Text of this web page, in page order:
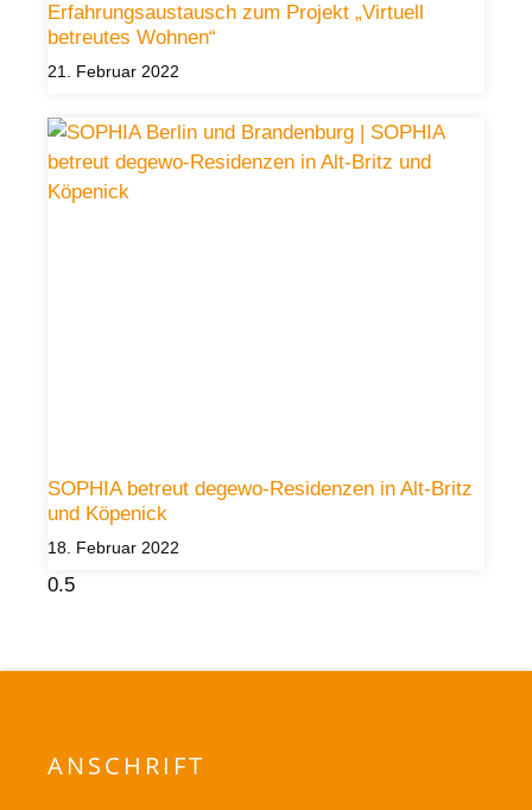
Erfahrungsaustausch zum Projekt „Virtuell
betreutes Wohnen“
21. Februar 2022
SOPHIA betreut degewo-Residenzen in Alt-Britz
und Köpenick
18. Februar 2022
ANSCHRIFT